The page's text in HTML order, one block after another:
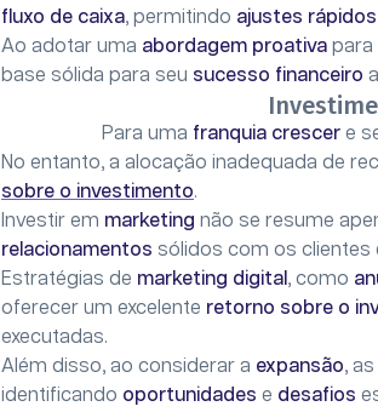
fluxo de caixa, permitindo ajustes rápidos
Ao adotar uma abordagem proativa para
base sólida para seu sucesso financeiro
Para uma franquia crescer e
No entanto, a alocação inadequada de
sobre o investimento.
Investir em marketing não se resume
relacionamentos sólidos com os clientes
Estratégias de marketing digital , como
oferecer um excelente retorno sobre o
executadas.
Além disso, ao considerar a expansão, as
identificando oportunidades e desafios